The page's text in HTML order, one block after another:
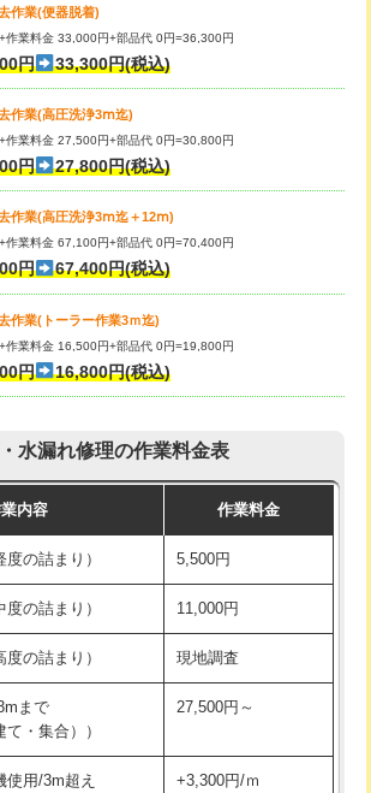
作業(便器脱着)
作業料金 33,000円+部品代 0円=36,300円
円 33,300円(税込)
作業(高圧洗浄3ⅿ迄)
作業料金 27,500円+部品代 0円=30,800円
円 27,800円(税込)
去作業(高圧洗浄3ⅿ迄＋12ⅿ)
作業料金 67,100円+部品代 0円=70,400円
円 67,400円(税込)
作業(トーラー作業3ｍ迄)
作業料金 16,500円+部品代 0円=19,800円
円 16,800円(税込)
水漏れ修理の作業料金表
内容 作業料金
の詰まり） 5,500円
の詰まり） 11,000円
の詰まり） 現地調査
まで
て・集合））
27,500円～
用/3m超え
+3,300円/ｍ